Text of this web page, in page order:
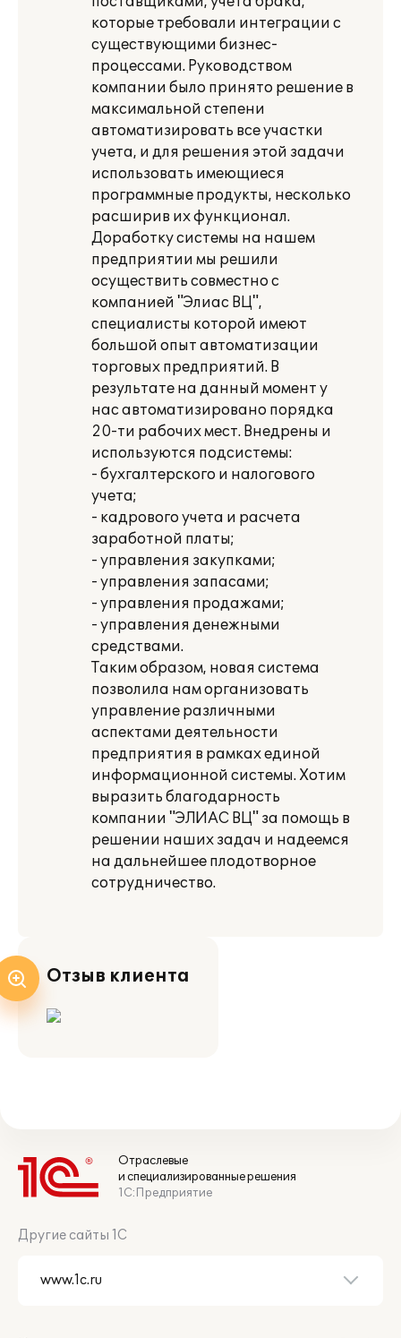
которые требовали интеграции с
существующими бизнес-
процессами. Руководством
компании было принято решение в
максимальной степени
автоматизировать все участки
учета, и для решения этой задачи
использовать имеющиеся
программные продукты, несколько
расширив их функционал.
Доработку системы на нашем
предприятии мы решили
осуществить совместно с
компанией "Элиас ВЦ",
специалисты которой имеют
большой опыт автоматизации
торговых предприятий. В
результате на данный момент у
нас автоматизировано порядка
20-ти рабочих мест. Внедрены и
используются подсистемы:
- бухгалтерского и налогового
учета;
- кадрового учета и расчета
заработной платы;
- управления закупками;
- управления запасами;
- управления продажами;
- управления денежными
средствами.
Таким образом, новая система
позволила нам организовать
управление различными
аспектами деятельности
предприятия в рамках единой
информационной системы. Хотим
выразить благодарность
компании "ЭЛИАС ВЦ" за помощь в
решении наших задач и надеемся
на дальнейшее плодотворное
сотрудничество.
Отзыв клиента
Отраслевые
и специализированные решения
1С:Предприятие
Другие сайты 1С